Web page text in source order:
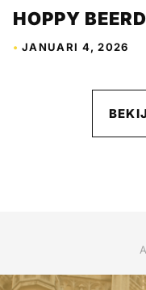
HOPPY
•JANUARI 4, 2026